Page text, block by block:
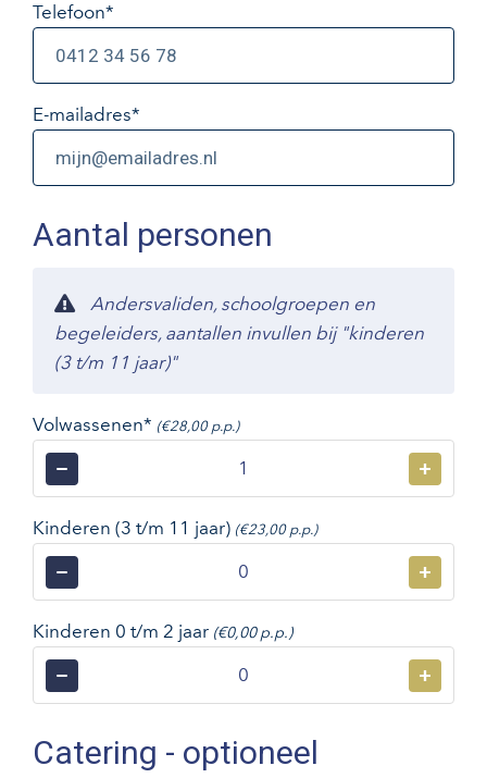
Telefoon*
E-mailadres*
Aantal personen
Andersvaliden, schoolgroepen en
begeleiders, aantallen invullen bij "kinderen
(3 t/m 11 jaar)"
Volwassenen* (€28,00 p.p.)
− +
Kinderen (3 t/m 11 jaar) (€23,00 p.p.)
− +
Kinderen 0 t/m 2 jaar (€0,00 p.p.)
− +
Catering - optioneel